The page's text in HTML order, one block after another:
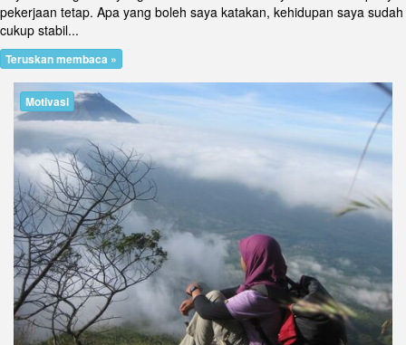
pekerjaan tetap. Apa yang boleh saya katakan, kehidupan saya sudah
cukup stabil...
Teruskan membaca »
Motivasi